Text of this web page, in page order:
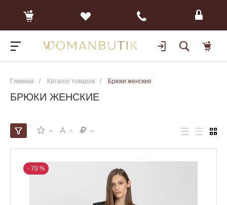
Главная / Каталог товаров / Брюки женские
БРЮКИ ЖЕНСКИЕ
A
- 70 %